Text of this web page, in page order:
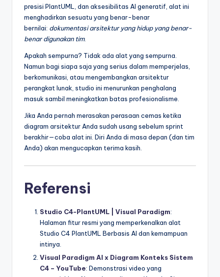
presisi PlantUML, dan aksesibilitas AI generatif, alat ini
menghadirkan sesuatu yang benar-benar
bernilai: dokumentasi arsitektur yang hidup yang benar-
benar digunakan tim.
Apakah sempurna? Tidak ada alat yang sempurna.
Namun bagi siapa saja yang serius dalam memperjelas,
berkomunikasi, atau mengembangkan arsitektur
perangkat lunak, studio ini menurunkan penghalang
masuk sambil meningkatkan batas profesionalisme.
Jika Anda pernah merasakan perasaan cemas ketika
diagram arsitektur Anda sudah usang sebelum sprint
berakhir—coba alat ini. Diri Anda di masa depan (dan tim
Anda) akan mengucapkan terima kasih.
Referensi
Studio C4-PlantUML | Visual Paradigm:
Halaman fitur resmi yang memperkenalkan alat
Studio C4 PlantUML Berbasis AI dan kemampuan
intinya.
Visual Paradigm AI x Diagram Konteks Sistem
C4 – YouTube: Demonstrasi video yang